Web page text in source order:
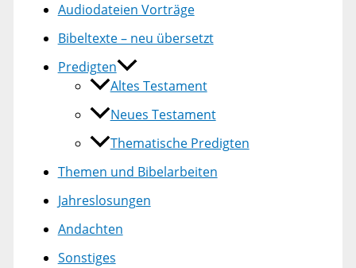
Audiodateien Vorträge
Bibeltexte – neu übersetzt
Predigten
Altes Testament
Neues Testament
Thematische Predigten
Themen und Bibelarbeiten
Jahreslosungen
Andachten
Sonstiges